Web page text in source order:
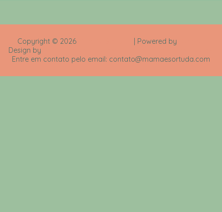
Copyright © 2026 | Powered by
Design by
Entre em contato pelo email: contato@mamaesortuda.com